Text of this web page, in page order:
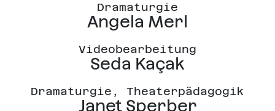
Dramaturgie
Angela Merl
Videobearbeitung
Seda Kaçak
Dramaturgie, Theaterpädagogik
Janet Sperber